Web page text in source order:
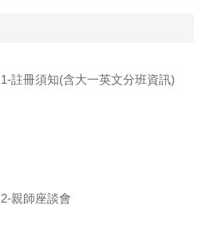
1-註冊須知(含大一英文分班資訊)
2-親師座談會